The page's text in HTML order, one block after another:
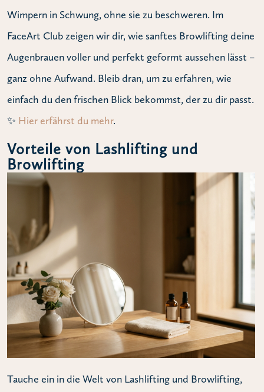
Wimpern in Schwung, ohne sie zu beschweren. Im
FaceArt Club zeigen wir dir, wie sanftes Browlifting deine
Augenbrauen voller und perfekt geformt aussehen lässt –
ganz ohne Aufwand. Bleib dran, um zu erfahren, wie
einfach du den frischen Blick bekommst, der zu dir passt.
✨ Hier erfährst du mehr.
Vorteile von Lashlifting und
Browlifting
Tauche ein in die Welt von Lashlifting und Browlifting,